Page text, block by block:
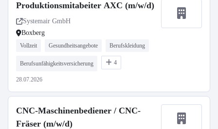
Produktionsmitabeiter AXC (m/w/d)
Systemair GmbH
Boxberg
Vollzeit Gesundheitsangebote Berufskleidung
Berufsunfähigkeitsversicherung 4
28.07.2026
CNC-Maschinenbediener / CNC-
Fräser (m/w/d)